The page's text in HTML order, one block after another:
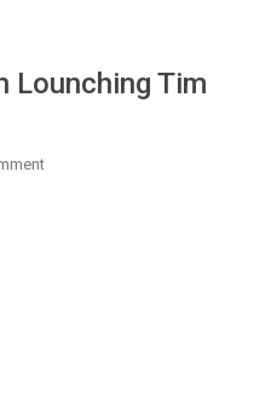
Lounching Tim